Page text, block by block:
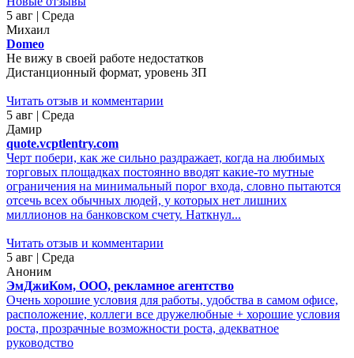
5 авг | Среда
Михаил
Domeo
Не вижу в своей работе недостатков
Дистанционный формат, уровень ЗП
Читать отзыв и комментарии
5 авг | Среда
Дамир
quote.vcptlentry.com
Черт побери, как же сильно раздражает, когда на любимых
торговых площадках постоянно вводят какие-то мутные
ограничения на минимальный порог входа, словно пытаются
отсечь всех обычных людей, у которых нет лишних
миллионов на банковском счету. Наткнул...
Читать отзыв и комментарии
5 авг | Среда
Аноним
ЭмДжиКом, ООО, рекламное агентство
Очень хорошие условия для работы, удобства в самом офисе,
расположение, коллеги все дружелюбные + хорошие условия
роста, прозрачные возможности роста, адекватное
руководство